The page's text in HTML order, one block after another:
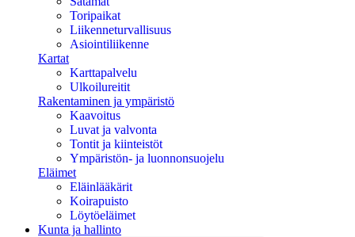
Toripaikat
Liikenneturvallisuus
Asiointiliikenne
Kartat
Karttapalvelu
Ulkoilureitit
Rakentaminen ja ympäristö
Kaavoitus
Luvat ja valvonta
Tontit ja kiinteistöt
Ympäristön- ja luonnonsuojelu
Eläimet
Eläinlääkärit
Koirapuisto
Löytöeläimet
Kunta ja hallinto